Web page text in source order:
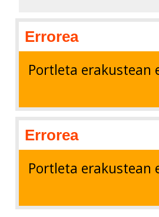
Errorea
Portleta erakustean
Errorea
Portleta erakustean